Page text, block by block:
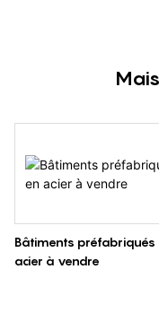
Bâtiments préfabriqués
acier à vendre